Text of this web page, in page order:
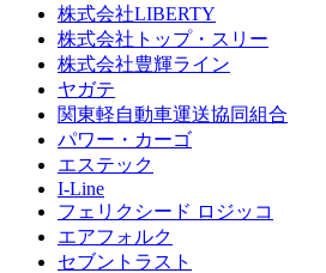
株式会社LIBERTY
株式会社トップ・スリー
株式会社豊輝ライン
ヤガテ
関東軽自動車運送協同組合
パワー・カーゴ
エステック
I-Line
フェリクシード ロジッコ
エアフォルク
セブントラスト